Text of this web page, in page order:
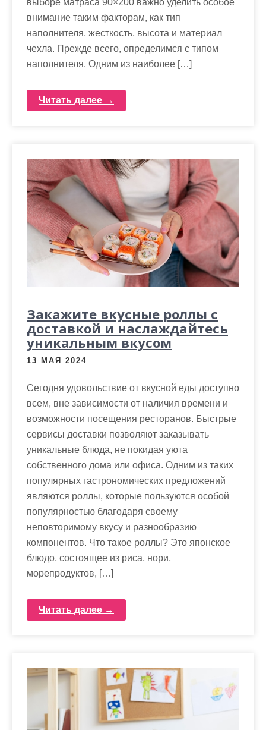
выборе матраса 90×200 важно уделить особое
внимание таким факторам, как тип
наполнителя, жесткость, высота и материал
чехла. Прежде всего, определимся с типом
наполнителя. Одним из наиболее […]
Читать далее →
Закажите вкусные роллы с
доставкой и наслаждайтесь
уникальным вкусом
13 МАЯ 2024
Сегодня удовольствие от вкусной еды доступно
всем, вне зависимости от наличия времени и
возможности посещения ресторанов. Быстрые
сервисы доставки позволяют заказывать
уникальные блюда, не покидая уюта
собственного дома или офиса. Одним из таких
популярных гастрономических предложений
являются роллы, которые пользуются особой
популярностью благодаря своему
неповторимому вкусу и разнообразию
компонентов. Что такое роллы? Это японское
блюдо, состоящее из риса, нори,
морепродуктов, […]
Читать далее →